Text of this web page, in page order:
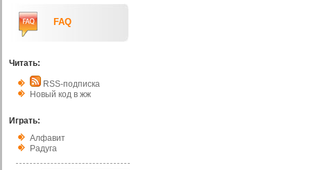
FAQ
Читать:
RSS-подписка
Новый код в жж
Играть:
Алфавит
Радуга